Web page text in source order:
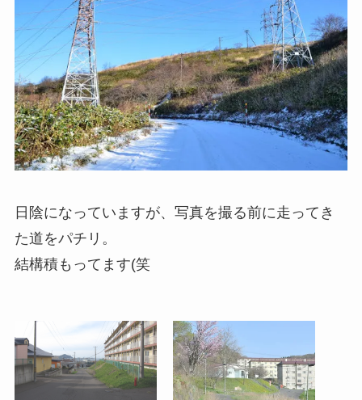
日陰になっていますが、写真を撮る前に走ってき
た道をパチリ。
結構積もってます(笑